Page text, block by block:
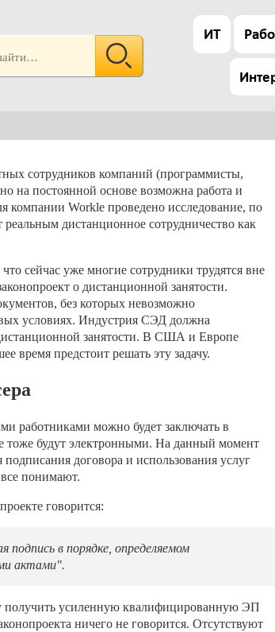
ИТ
сотрудников компаний (программисты,
на постоянной основе возможна работа и
компании Workle проведено исследование, по
реальным дистанционное сотрудничество как
сейчас уже многие сотрудники трудятся вне
о дистанционной занятости.
без которых невозможно
условиях. Индустрия СЭД должна
занятости. В США и Европе
время предстоит решать эту задачу.
работниками можно будет заключать в
тоже будут электронными. На данный момент
договора и использования услуг
понимают.
говорится:
подпись в порядке, определяемом
актами".
получить усиленную квалифицированную ЭП
ничего не говорится. Отсутствуют